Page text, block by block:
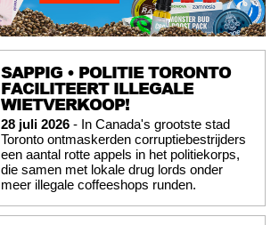
SAPPIG • POLITIE TORONTO
FACILITEERT ILLEGALE
WIETVERKOOP!
28 juli 2026 - In Canada's grootste stad
Toronto ontmaskerden corruptiebestrijders
een aantal rotte appels in het politiekorps,
die samen met lokale drug lords onder
meer illegale coffeeshops runden.